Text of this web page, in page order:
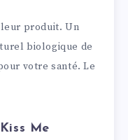
produit. Un
biologique de
votre santé. Le
Me